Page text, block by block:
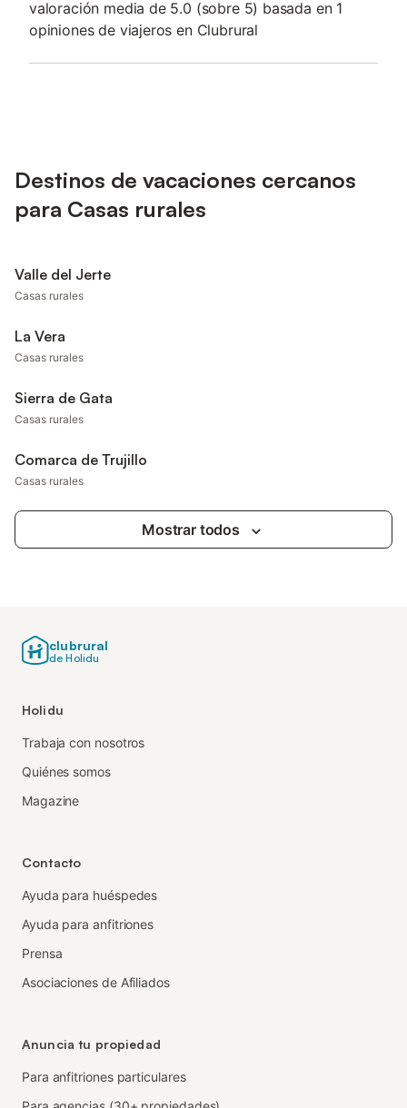
valoración media de 5.0 (sobre 5) basada en 1
opiniones de viajeros en Clubrural
Destinos de vacaciones cercanos
para Casas rurales
Valle del Jerte
Casas rurales
La Vera
Casas rurales
Sierra de Gata
Casas rurales
Comarca de Trujillo
Casas rurales
Mostrar todos
clubrural
de Holidu
Holidu
Trabaja con nosotros
Quiénes somos
Magazine
Contacto
Ayuda para huéspedes
Ayuda para anfitriones
Prensa
Asociaciones de Afiliados
Anuncia tu propiedad
Para anfitriones particulares